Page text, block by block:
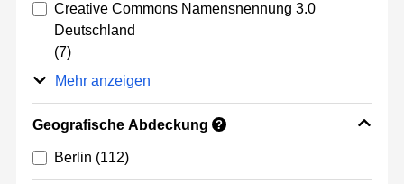
Creative Commons Namensnennung 3.0
Deutschland
(7)
Mehr anzeigen
Geografische Abdeckung ?
Berlin (112)